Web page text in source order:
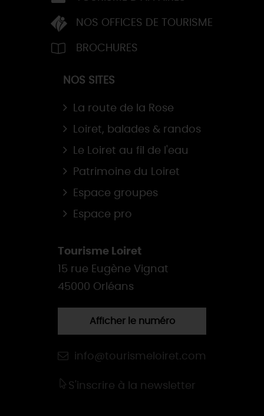
NOS OFFICES DE TOURISME
BROCHURES
NOS SITES
La route de la Rose
Loiret, balades & randos
Le Loiret au fil de l'eau
Patrimoine du Loiret
Espace groupes
Espace pro
Tourisme Loiret
15 rue Eugène Vignat
45000 Orléans
Afficher le numéro
info@tourismeloiret.com
S'inscrire à la newsletter